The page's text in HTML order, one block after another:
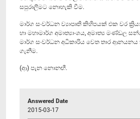
සපුරාලීමට නොහැකි වීම.
මාර්ග සංවර්ධන ව්‍යාපෘති කිහිපයක් එක වර
හා මහාමාර්ග අමාත්‍යාංශය, අමාත්‍ය මණ්ඩල
මාර්ග සංවර්ධන අධිකාරිය වෙත තාර
ගැනීම.
(ආ) පැන නොනඟී.
Answered Date
2015-03-17